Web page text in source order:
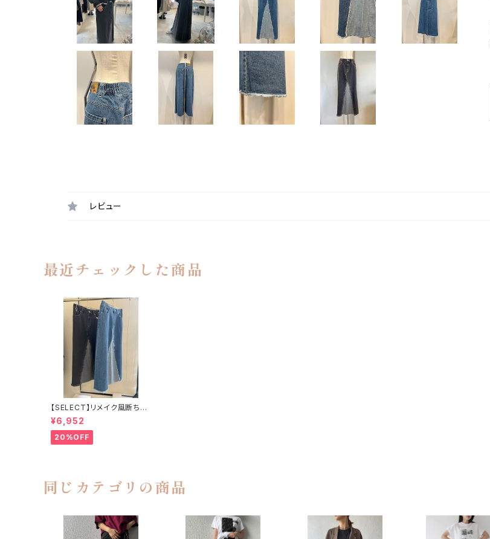
レビュー
最近チェックした商品
【SELECT】リメイク風断ち切
りロングデニムスカート 33-0
096
¥6,952
20%OFF
同じカテゴリの商品